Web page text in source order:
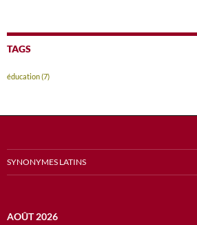
TAGS
éducation(7)
SYNONYMES LATINS
AOÛT 2026